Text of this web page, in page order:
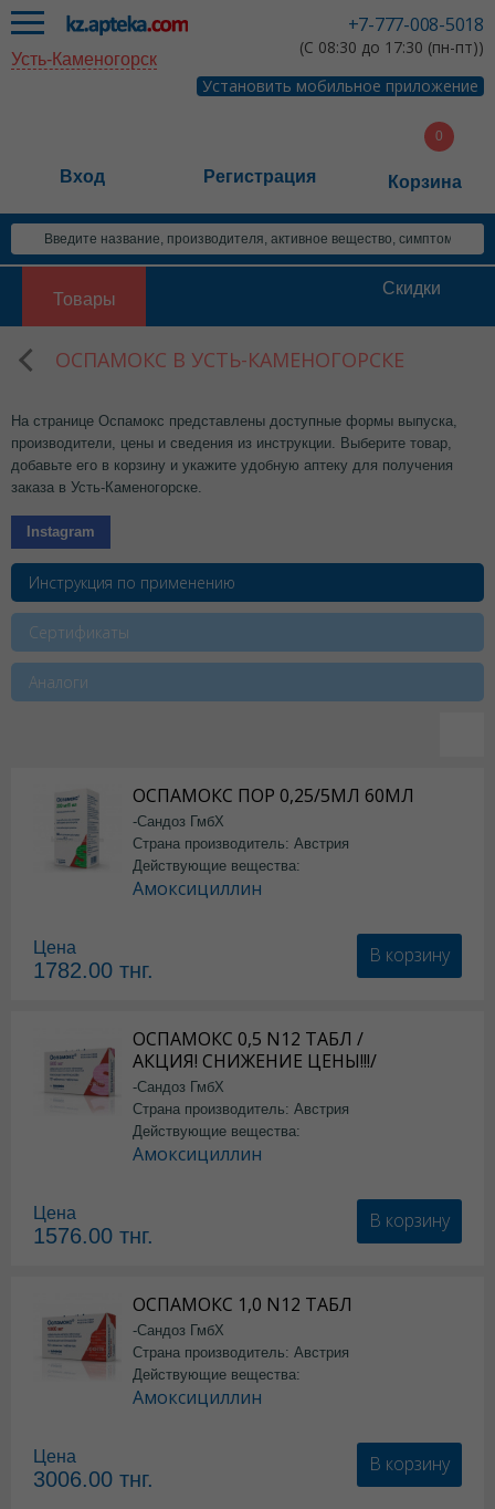
+7-777-008-5018
(С 08:30 до 17:30 (пн-пт))
Установить мобильное приложение
Усть-Каменогорск
Вход Регистрация Корзина
Товары
Скидки
ОСПАМОКС В УСТЬ-КАМЕНОГОРСКЕ
На странице Оспамокс представлены доступные формы выпуска,
производители, цены и сведения из инструкции. Выберите товар,
добавьте его в корзину и укажите удобную аптеку для получения
заказа в Усть-Каменогорске.
Instagram
Инструкция по применению
Сертификаты
Аналоги
ОСПАМОКС ПОР 0,25/5МЛ 60МЛ
-Сандоз ГмбХ
Страна производитель: Австрия
Действующие вещества:
Амоксициллин
Цена
1782.00 тнг.
В корзину
ОСПАМОКС 0,5 N12 ТАБЛ /
АКЦИЯ! СНИЖЕНИЕ ЦЕНЫ!!!/
-Сандоз ГмбХ
Страна производитель: Австрия
Действующие вещества:
Амоксициллин
Цена
1576.00 тнг.
В корзину
ОСПАМОКС 1,0 N12 ТАБЛ
-Сандоз ГмбХ
Страна производитель: Австрия
Действующие вещества:
Амоксициллин
Цена
3006.00 тнг.
В корзину